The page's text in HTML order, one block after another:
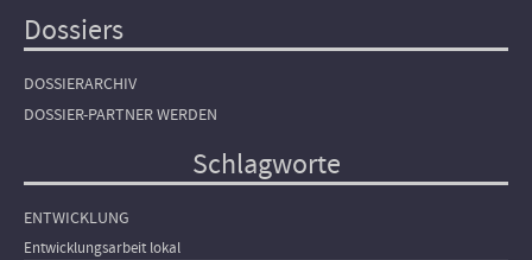
Dossiers
DOSSIERARCHIV
DOSSIER-PARTNER WERDEN
Schlagworte
ENTWICKLUNG
Entwicklungsarbeit lokal